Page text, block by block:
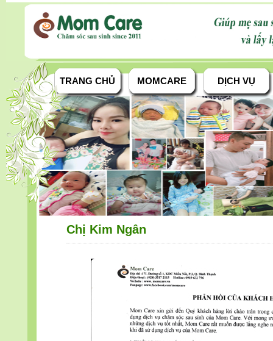
TRANG CHỦ MOMCARE DỊCH VỤ
Chị Kim Ngân